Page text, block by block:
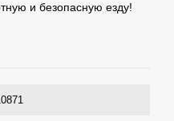
и безопасную езду!